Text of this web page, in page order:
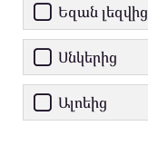
Եզան լեզվից
Սնկերից
Ալոեից